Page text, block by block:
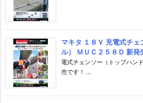
マキタ １８Ｖ 充電式チ
ル） ＭＵＣ２５８Ｄ 新発
電式チェンソー（トップハン
売です！ ...